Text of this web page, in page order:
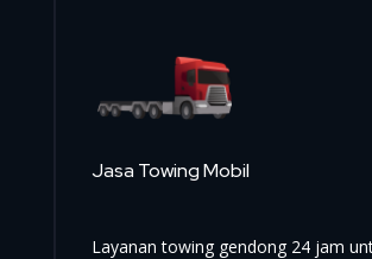
Jasa Towing Mobil
Layanan towing gendong 24 jam